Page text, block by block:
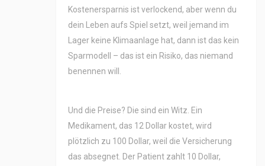
Kostenersparnis ist verlockend, aber wenn du
dein Leben aufs Spiel setzt, weil jemand im
Lager keine Klimaanlage hat, dann ist das kein
Sparmodell – das ist ein Risiko, das niemand
benennen will.
Und die Preise? Die sind ein Witz. Ein
Medikament, das 12 Dollar kostet, wird
plötzlich zu 100 Dollar, weil die Versicherung
das absegnet. Der Patient zahlt 10 Dollar,